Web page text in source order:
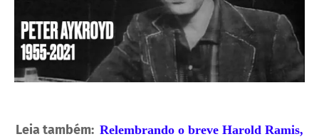
Leia também: Relembrando o breve Harold Ramis,